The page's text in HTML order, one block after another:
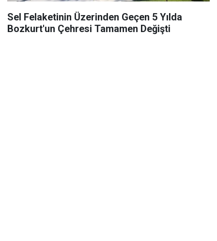
Sel Felaketinin Üzerinden Geçen 5 Yılda
Bozkurt'un Çehresi Tamamen Değişti